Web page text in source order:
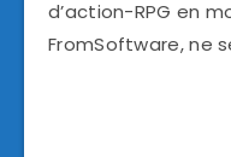
d’action-RPG en
FromSoftware, ne